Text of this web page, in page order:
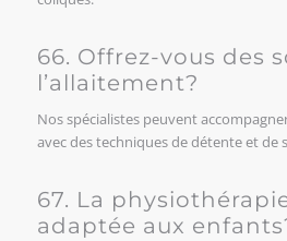
66. Offrez-vous des
l’allaitement?
Nos spécialistes peuvent
avec des techniques de détente et de
67. La
adaptée aux